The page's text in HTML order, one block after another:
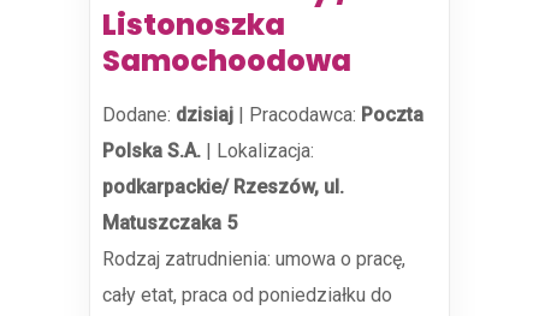
Listonoszka
Samochoodowa
Dodane: dzisiaj | Pracodawca: Poczta
Polska S.A. | Lokalizacja:
podkarpackie/ Rzeszów, ul.
Matuszczaka 5
Rodzaj zatrudnienia: umowa o pracę,
cały etat, praca od poniedziałku do